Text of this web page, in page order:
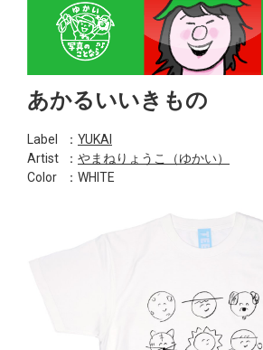
あかるいいきもの
Label ： YUKAI
Artist
： やまねりょうこ（ゆかい）
Color
：WHITE